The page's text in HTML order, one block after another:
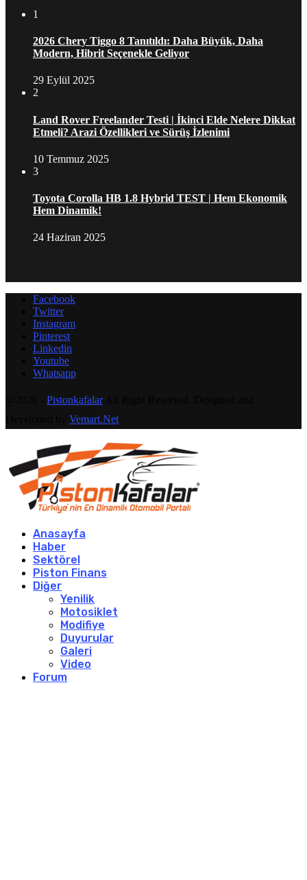
1
2026 Chery Tiggo 8 Tanıtıldı: Daha Büyük, Daha
Modern, Hibrit Seçenekle Geliyor
29 Eylül 2025
2
Land Rover Freelander Testi | İkinci Elde Nelere Dikkat
Etmeli? Arazi Özellikleri ve Sürüş İzlenimi
10 Temmuz 2025
3
Toyota Corolla HB 1.8 Hybrid TEST | Hem Ekonomik
Hem Dinamik!
24 Haziran 2025
Facebook
Twitter
Instagram
Pinterest
Linkedin
Youtube
Whatsapp
PistonkafalarAll Right Reserved. Designed and
Vemart.Net
Anasayfa
Haber
Sektörel
Piston Finans
Diğer
Yenilik
Motosiklet
Modifiye
Duyurular
Galeri
Video
Forum